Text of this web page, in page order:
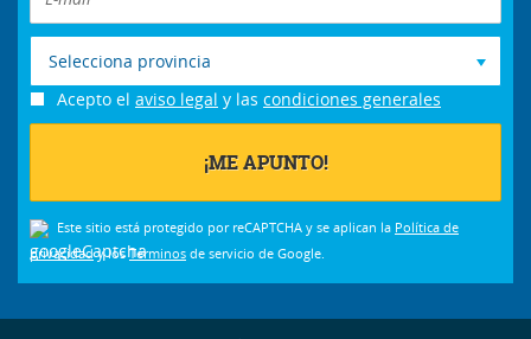
Selecciona provincia
Acepto el aviso legal y las condiciones generales
Este sitio está protegido por reCAPTCHA y se aplican la Política de
privacidady losTérminos de servicio de Google.